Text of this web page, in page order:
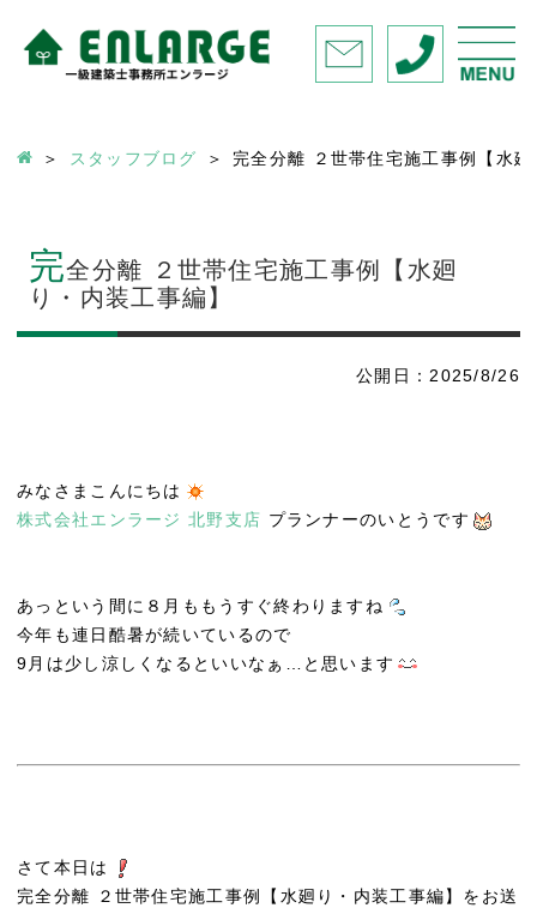
スタッフブログ 完全分離 ２世帯住宅施工事例【水
完全分離 ２世帯住宅施工事例【水廻
り・内装工事編】
公開日：2025/8/26
みなさまこんにちは
株式会社エンラージ 北野支店 プランナーのいとうです
あっという間に８月ももうすぐ終わりますね
今年も連日酷暑が続いているので
9月は少し涼しくなるといいなぁ…と思います
さて本日は
完全分離 ２世帯住宅施工事例【水廻り・内装工事編】をお送